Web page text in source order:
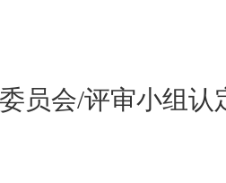
员会/评审小组认